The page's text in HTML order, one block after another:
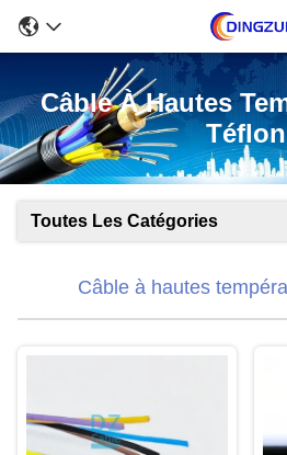
Câble À Hautes
Téflon
Toutes Les Catégories
Câble à hautes